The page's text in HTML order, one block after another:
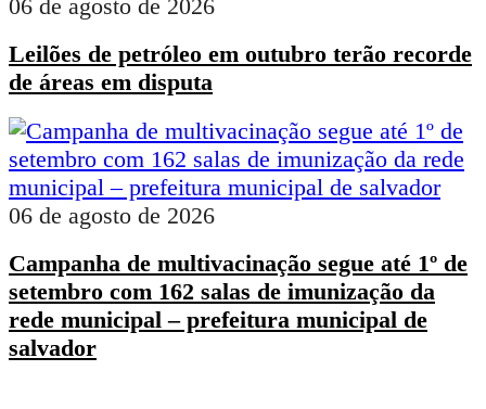
06 de agosto de 2026
Leilões de petróleo em outubro terão recorde
de áreas em disputa
06 de agosto de 2026
Campanha de multivacinação segue até 1º de
setembro com 162 salas de imunização da
rede municipal – prefeitura municipal de
salvador